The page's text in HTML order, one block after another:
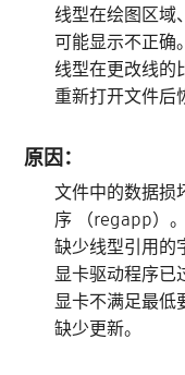
线型在绘图区域
可能显示不正确。
线型在更改线的
重新打开文件后
原因：
文件中的数据损
序 （regapp）。
缺少线型引用的
显卡驱动程序已
显卡不满足最低
缺少更新。